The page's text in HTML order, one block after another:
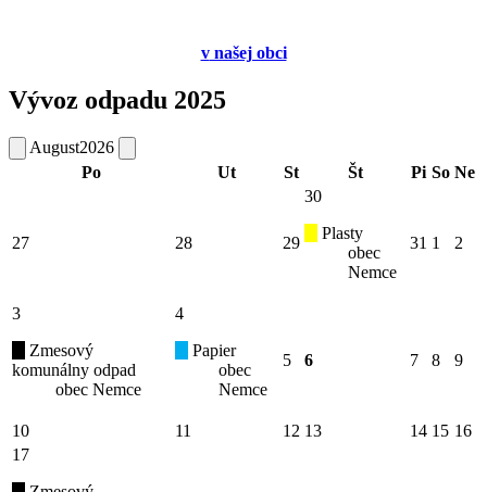
vnašej obci
Vývoz odpadu 2025
August2026
Po
Ut St Št Pi So Ne
27 28 29
30
Plasty
obec
Nemce
31 1 2
3
Zmesový
komunálny odpad
obec Nemce
4
Papier
obec
Nemce
5 6 7 8 9
10 11 12 13 14 15 16
17